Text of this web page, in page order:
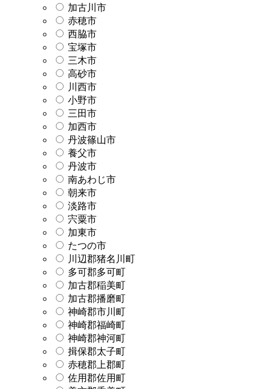
加古川市
赤穂市
西脇市
宝塚市
三木市
高砂市
川西市
小野市
三田市
加西市
丹波篠山市
養父市
丹波市
南あわじ市
朝来市
淡路市
宍粟市
加東市
たつの市
川辺郡猪名川町
多可郡多可町
加古郡稲美町
加古郡播磨町
神崎郡市川町
神崎郡福崎町
神崎郡神河町
揖保郡太子町
赤穂郡上郡町
佐用郡佐用町